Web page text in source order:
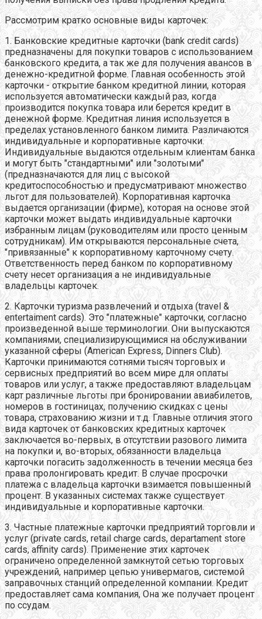
Рассмотрим кратко основные виды карточек:
1. Банковские кредитные карточки (bank credit cards)
предназначены для покупки товаров с использованием
банковского кредита, а так же для получения авансов в
денежно-кредитной форме. Главная особенность этой
карточки - открытие банком кредитной линии, которая
используется автоматически каждый раз, когда
производится покупка товара или берется кредит в
денежной форме. Кредитная линия используется в
пределах установленного банком лимита. Различаются
индивидуальные и корпоративные карточки.
Индивидуальные выдаются отдельным клиентам банка
и могут быть "стандартными" или "золотыми"
(предназначаются для лиц с высокой
кредитоспособностью и предусматривают множество
льгот для пользователей). Корпоративная карточка
выдается организации (фирме), которая на основе этой
карточки может выдать индивидуальные карточки
избранным лицам (руководителям или просто ценным
сотрудникам). Им открываются персональные счета,
"привязанные" к корпоративному карточному счету.
Ответственность перед банком по корпоративному
счету несет организация а не индивидуальные
владельцы карточек.
2. Карточки туризма развлечений и отдыха (travel &
entertaiment cards). Это "платежные" карточки, согласно
произведенной выше терминологии. Они выпускаются
компаниями, специализирующимися на обслуживании
указанной сферы (American Express, Dinners Club).
Карточки принимаются сотнями тысяч торговых и
сервисных предприятий во всем мире для оплаты
товаров или услуг, а также предоставляют владельцам
карт различные льготы при бронировании авиабилетов,
номеров в гостиницах, получению скидках с цены
товара, страхованию жизни и т.д. Главные отличия этого
вида карточек от банковских кредитных карточек
заключается во-первых, в отсутствии разового лимита
на покупки и, во-вторых, обязанности владельца
карточки погасить задолженность в течении месяца без
права пролонгировать кредит. В случае просрочки
платежа с владельца карточки взимается повышенный
процент. В указанных системах также существует
индивидуальные и корпоративные карточки.
3. Частные платежные карточки предприятий торговли и
услуг (private cards, retail charge cards, departament store
cards, affinity cards). Применение этих карточек
ограничено определенной замкнутой сетью торговых
учреждений, например цепью универмагов, системой
заправочных станций определенной компании. Кредит
предоставляет сама компания, Она же получает процент
по ссудам.